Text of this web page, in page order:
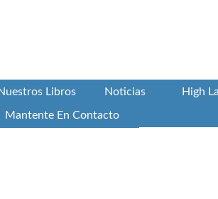
Libros Noticias High
Mantente En Contacto